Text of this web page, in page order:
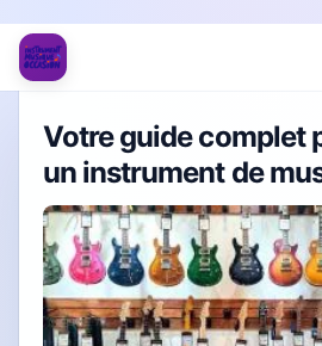
Votre guide complet
un instrument de